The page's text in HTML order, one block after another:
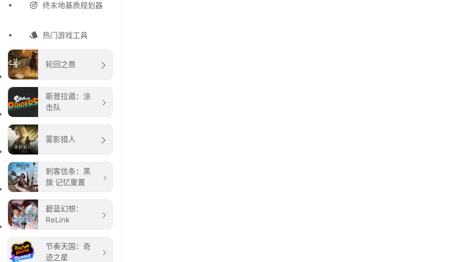
终末地基质规划器
热门游戏工具
轮回之兽
斯普拉遁：涂
击队
雾影猎人
刺客信条：黑
旗 记忆重置
碧蓝幻想：
ReLink
节奏天国：奇
迹之星